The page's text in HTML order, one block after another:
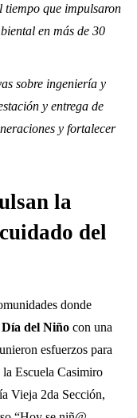
tiempo que impulsaron
en más de 30
sobre ingeniería y
y entrega de
y fortalecer
la
del
donde
Día del Niño con una
esfuerzos para
la Escuela Casimiro
Vieja 2da Sección,